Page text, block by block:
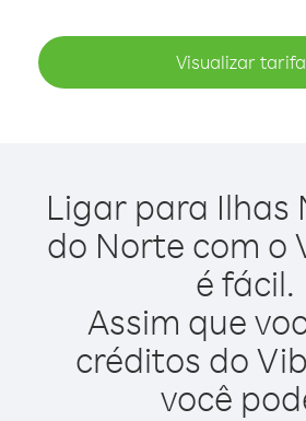
Visualizar
Ligar para Ilhas
do Norte com o
é fácil.
Assim que
créditos do
você